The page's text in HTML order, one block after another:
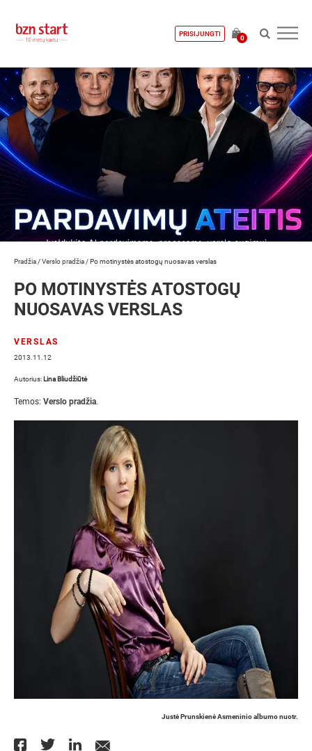
PRISIJUNGTI
0
Pradžia /Verslo pradžia /Po motinystės atostogų nuosavas verslas
PO MOTINYSTĖS ATOSTOGŲ
NUOSAVAS VERSLAS
VERSLAS
2013.11.12
Autorius: Lina Bliudžiūtė
Temos: Verslo pradžia.
Justė Prunskienė Asmeninio albumo nuotr.